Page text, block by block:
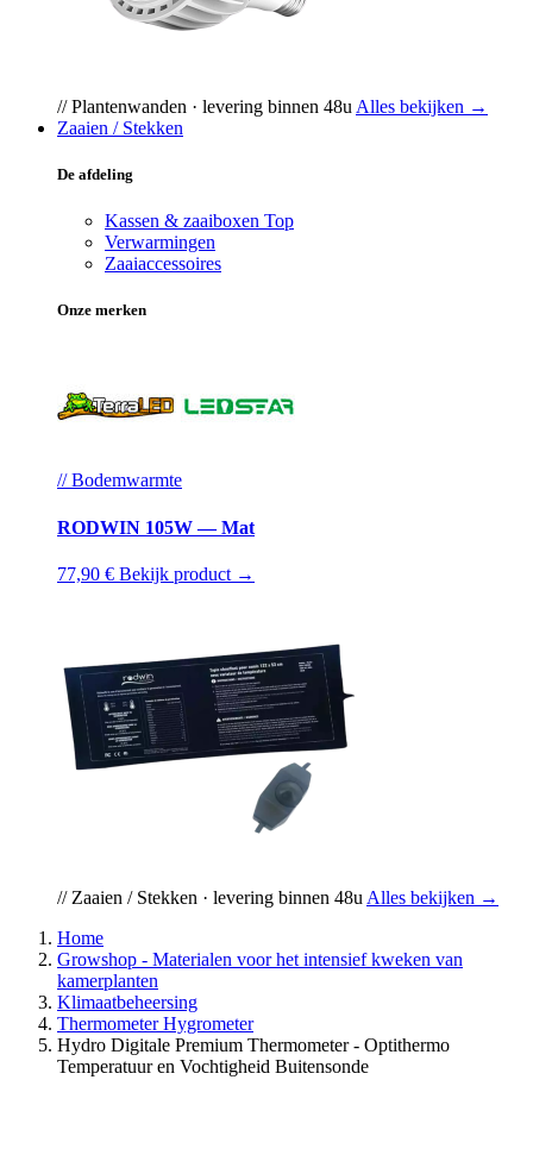
// Plantenwanden · levering binnen 48u Alles bekijken →
Zaaien / Stekken
De afdeling
Kassen & zaaiboxen Top
Verwarmingen
Zaaiaccessoires
Onze merken
// Bodemwarmte
RODWIN 105W — Mat
77,90 € Bekijk product →
// Zaaien / Stekken · levering binnen 48u Alles bekijken →
Home
Growshop - Materialen voor het intensief kweken van
kamerplanten
Klimaatbeheersing
Thermometer Hygrometer
Hydro Digitale Premium Thermometer - Optithermo
Temperatuur en Vochtigheid Buitensonde